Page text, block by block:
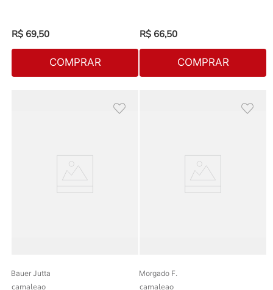
R$ 69,50
COMPRAR
R$ 66,50
COMPRAR
Bauer Jutta
camaleao
Morgado F.
camaleao